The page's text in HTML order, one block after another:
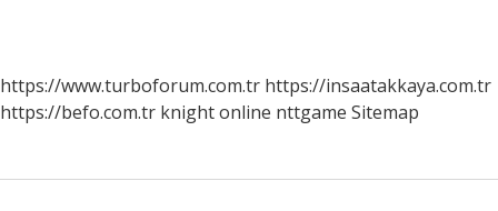
https://www.turboforum.com.tr https://insaatakkaya.com.tr
https://befo.com.tr knight online nttgame Sitemap